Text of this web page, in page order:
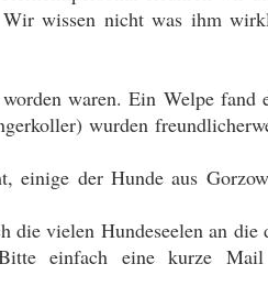
Wir wissen nicht was ihm
waren. Ein Welpe fand
wurden
einige der Hunde aus
die vielen Hundeseelen an die
einfach eine kurze